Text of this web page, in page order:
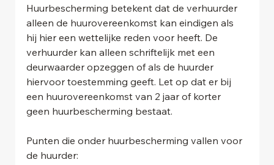
Huurbescherming betekent dat de verhuurder
alleen de huurovereenkomst kan eindigen als
hij hier een wettelijke reden voor heeft. De
verhuurder kan alleen schriftelijk met een
deurwaarder opzeggen of als de huurder
hiervoor toestemming geeft. Let op dat er bij
een huurovereenkomst van 2 jaar of korter
geen huurbescherming bestaat.
Punten die onder huurbescherming vallen voor
de huurder: